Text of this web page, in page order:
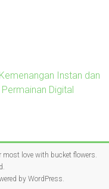
Instan dan
Digital
love with bucket flowers.
by WordPress.